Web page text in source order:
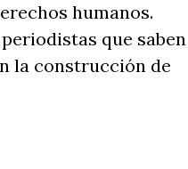
humanos.
que saben
la construcción de